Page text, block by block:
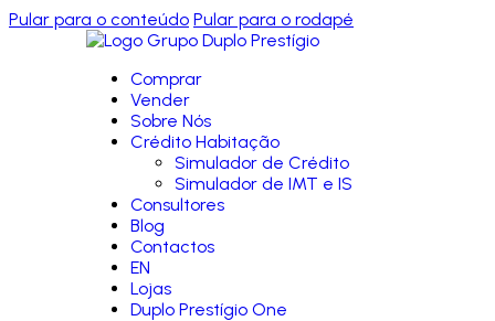
Pular para o conteúdo Pular para o rodapé
Comprar
Vender
Sobre Nós
Crédito Habitação
Simulador de Crédito
Simulador de IMT e IS
Consultores
Blog
Contactos
EN
Lojas
Duplo Prestígio One